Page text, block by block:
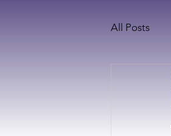
All Posts